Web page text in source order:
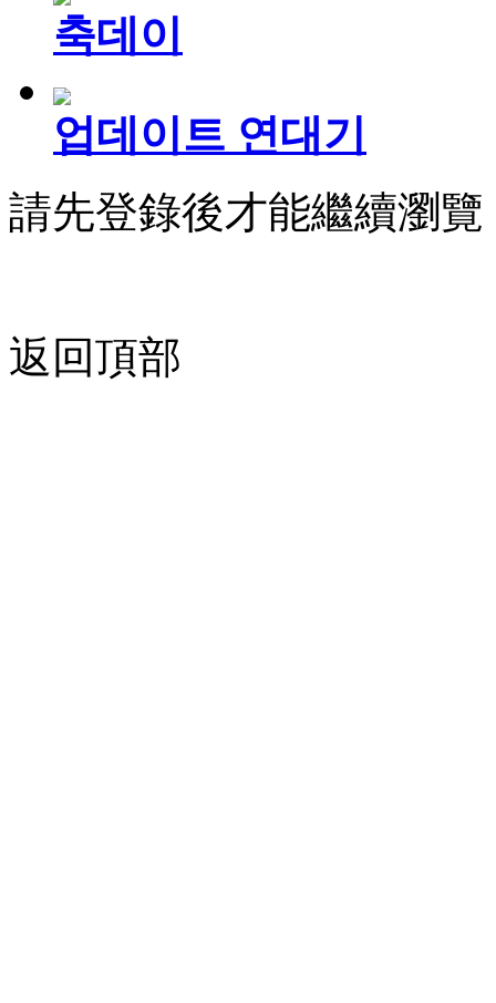
축데이
업데이트 연대기
請先登錄後才能繼續瀏覽
返回頂部